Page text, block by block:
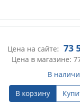
Цена на сайте: 73
Цена в магазине:
В
В корзину